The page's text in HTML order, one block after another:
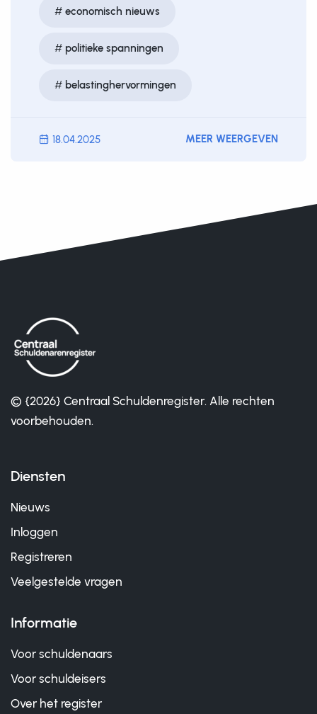
economisch nieuws
politieke spanningen
belastinghervormingen
18.04.2025 MEER WEERGEVEN
© {2026} Centraal Schuldenregister. Alle rechten
voorbehouden.
Diensten
Nieuws
Inloggen
Registreren
Veelgestelde vragen
Informatie
Voor schuldenaars
Voor schuldeisers
Over het register